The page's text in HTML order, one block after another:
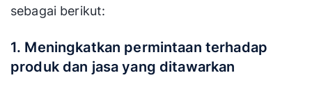
sebagai berikut:
1. Meningkatkan permintaan terhadap
produk dan jasa yang ditawarkan